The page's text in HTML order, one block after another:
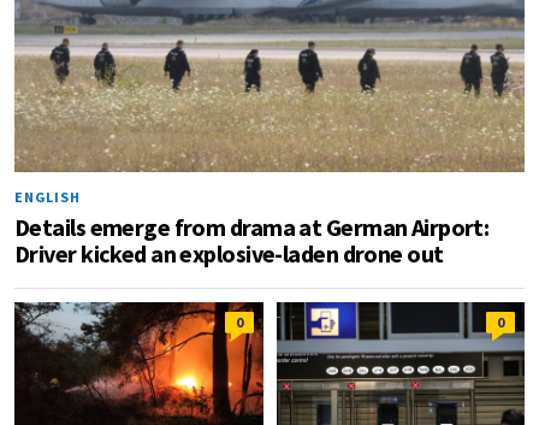
ENGLISH
Details emerge from drama at German Airport:
Driver kicked an explosive-laden drone out
0 0